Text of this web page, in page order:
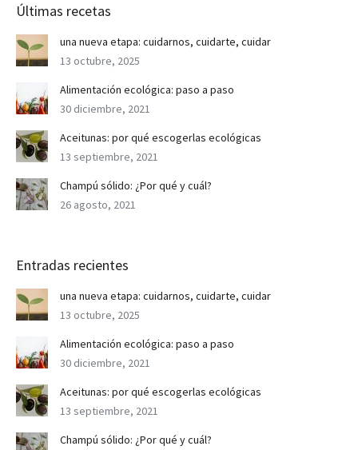
Últimas recetas
una nueva etapa: cuidarnos, cuidarte, cuidar
13 octubre, 2025
Alimentación ecológica: paso a paso
30 diciembre, 2021
Aceitunas: por qué escogerlas ecológicas
13 septiembre, 2021
Champú sólido: ¿Por qué y cuál?
26 agosto, 2021
Entradas recientes
una nueva etapa: cuidarnos, cuidarte, cuidar
13 octubre, 2025
Alimentación ecológica: paso a paso
30 diciembre, 2021
Aceitunas: por qué escogerlas ecológicas
13 septiembre, 2021
Champú sólido: ¿Por qué y cuál?